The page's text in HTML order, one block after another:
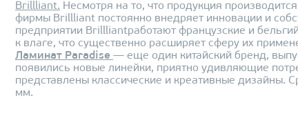
Brillliant. Несмотря на то, что продукция
фирмы Brillliant постоянно внедряет инновации и
предприятии Brillliantработают французские и
к влаге, что существенно расширяет сферу их
Ламинат Paradise — еще один китайский бренд,
появились новые линейки, приятно удивляющие
представлены классические и креативные дизайны.
мм.